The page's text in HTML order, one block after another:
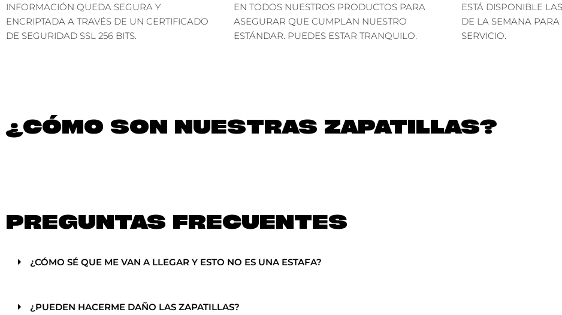
INFORMACIÓN QUEDA SEGURA Y
ENCRIPTADA A TRAVÉS DE UN CERTIFICADO
DE SEGURIDAD SSL 256 BITS.
EN TODOS NUESTROS PRODUCTOS PARA
ASEGURAR QUE CUMPLAN NUESTRO
ESTÁNDAR. PUEDES ESTAR TRANQUILO.
ESTÁ DISPONIBLE
DE LA SEMANA
SERVICIO.
¿CÓMO SON NUESTRAS ZAPATILLAS?
PREGUNTAS FRECUENTES
¿CÓMO SÉ QUE ME VAN A LLEGAR Y ESTO NO ES UNA ESTAFA?
¿PUEDEN HACERME DAÑO LAS ZAPATILLAS?